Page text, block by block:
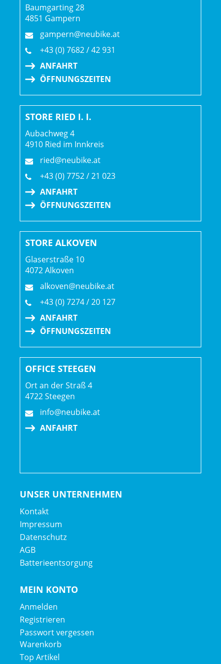
Gangschaltung: Shimano XT M8100 SGS Shadow Plus
Anzahl Gänge: 12
Schalthebel: Shimano SLX M7100 I-Spec EV
Sekundäre Hinterradbremse: Shimano M6120 Hydraulic
Vorderradbremse: Shimano M6120 Hydraulic Disc
Reifen: Schwalbe Wicked Will Evo TLE, 29x2.40 Super Race,
Soft Compound, Addix, Brown -- Schwalbe Wicked Will Evo
TLE, 29x2.40 Super Race, Speed Grip, Addix, Brown
Gabel: Fox 36 Float SL Performance 140, Grip, 3-Pos,
15x110
Schaltwerk hinten: Shimano XT M8100 SGS Shadow Plus
Kassette: Shimano CS-M7100 10-51t 12-Speed
Kette: Shimano M6100
Steuersatz: Alloy 1-1/2", Black Oxidated Bearing
Lenker: OC Mountain Control MC31, Rise20, Width 800
Lenkervorbau: OC Mountain Control MC20, 0º
Lenkerband Griffe: OC Lock On
Sattelstütze: OC Mountain Control MC22, 31.6mm,
Dropper
Räder: Race Face AR 30c Tubeless Ready
Akku: Orbea Internal 630Wh
Motor: Shimano EP600 RS Gen2 MC
Baumgarting 28
4851 Gampern
gampern@neubike.at
+43 (0) 7682 / 42 931
ANFAHRT
ÖFFNUNGSZEITEN
STORE RIED I. I.
Aubachweg 4
4910 Ried im Innkreis
ried@neubike.at
+43 (0) 7752 / 21 023
ANFAHRT
ÖFFNUNGSZEITEN
STORE ALKOVEN
Glaserstraße 10
4072 Alkoven
alkoven@neubike.at
+43 (0) 7274 / 20 127
ANFAHRT
ÖFFNUNGSZEITEN
OFFICE STEEGEN
Ort an der Straß 4
4722 Steegen
info@neubike.at
ANFAHRT
UNSER UNTERNEHMEN
Kontakt
Impressum
Datenschutz
AGB
Batterieentsorgung
MEIN KONTO
Anmelden
Registrieren
Passwort vergessen
Warenkorb
Top Artikel